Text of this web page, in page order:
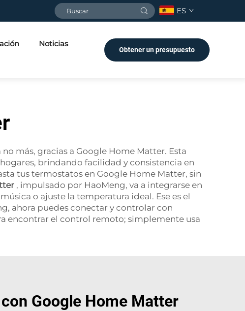
ES
Noticias
Obtener un presupuesto
más, gracias a Google Home Matter. Esta
brindando facilidad y consistencia en
tus termostatos en Google Home Matter, sin
, impulsado por HaoMeng, va a integrarse en
o ajuste la temperatura ideal. Ese es el
ahora puedes conectar y controlar con
encontrar el control remoto; simplemente usa
Google Home Matter